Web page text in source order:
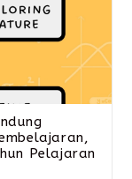
Pelajaran